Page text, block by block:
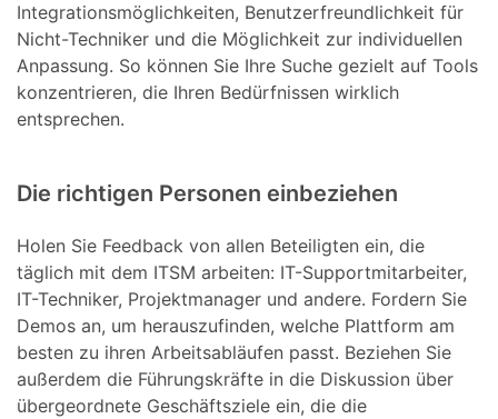
Integrationsmöglichkeiten, Benutzerfreundlichkeit für
Nicht-Techniker und die Möglichkeit zur individuellen
Anpassung. So können Sie Ihre Suche gezielt auf Tools
konzentrieren, die Ihren Bedürfnissen wirklich
entsprechen.
Die richtigen Personen einbeziehen
Holen Sie Feedback von allen Beteiligten ein, die
täglich mit dem ITSM arbeiten: IT-Supportmitarbeiter,
IT-Techniker, Projektmanager und andere. Fordern Sie
Demos an, um herauszufinden, welche Plattform am
besten zu ihren Arbeitsabläufen passt. Beziehen Sie
außerdem die Führungskräfte in die Diskussion über
übergeordnete Geschäftsziele ein, die die